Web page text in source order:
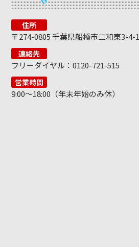
住所
〒274-0805 千葉県船橋市二和東3-4-1
連絡先
フリーダイヤル：0120-721-515
営業時間
9:00～18:00（年末年始のみ休）